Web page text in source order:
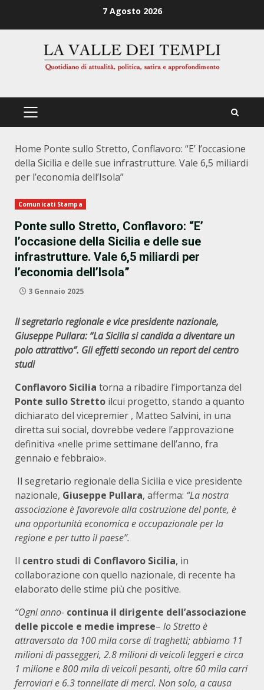
7 Agosto 2026
PRIMÄRES
Home Ponte sullo Stretto, Conflavoro: “E’ l’occasione
della Sicilia e delle sue infrastrutture. Vale 6,5 miliardi
per l’economia dell’Isola”
Comunicati Stampa
Ponte sullo Stretto, Conflavoro: “E’
l’occasione della Sicilia e delle sue
infrastrutture. Vale 6,5 miliardi per
l’economia dell’Isola”
3 Gennaio 2025
Il segretario regionale e vice presidente nazionale,
Giuseppe Pullara: “La Sicilia si candida a diventare un
polo attrattivo”. Gli effetti secondo un report del centro
studi
Conflavoro Sicilia torna a ribadire l’importanza del
Ponte sullo Stretto ilcui progetto, stando a quanto
dichiarato del vicepremier , Matteo Salvini, in una
diretta sui social, dovrebbe vedere l’approvazione
definitiva «nelle prime settimane dell’anno, fra
gennaio e febbraio».
Il segretario regionale della Sicilia e vice presidente
nazionale, Giuseppe Pullara, afferma: “La nostra
associazione è favorevole alla costruzione del ponte, è
una opportunità economica e occupazionale per la
regione e per tutto il paese”.
Il centro studi di Conflavoro Sicilia, in
collaborazione con quello nazionale, di recente ha
elaborato delle stime più che positive.
“Ogni anno- continua il dirigente dell’associazione
delle piccole e medie imprese– lo Stretto è
attraversato da 100 mila corse di traghetti; abbiamo 11
milioni di passeggeri, 2.8 milioni di veicoli leggeri e circa
1 milione e 800 mila di veicoli pesanti, oltre 60 mila carri
ferroviari e 6.3 tonnellate di merci. Non solo, a causa